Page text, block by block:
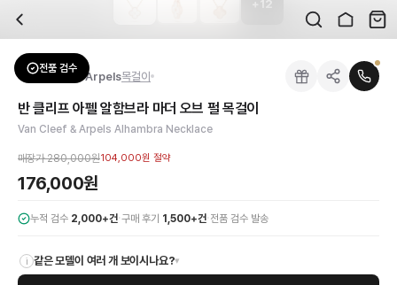
배송은 얼마나 걸리나요?
검수는 어떻게 진행되나요? 검수 사진을 받을 수 있나요?
전문 스태프가 실물 상품을 직접 확인한 후 검수 사진을 제공합니다. 가죽 재질,
교환이나 반품이 가능한가요?
수령 후 7일 이내 신청하시면 상품 하자, 사이즈 불일치, 고객 변심 모두 교환·반
쿠폰과 적립금을 함께 사용할 수 있나요?
네, 쿠폰과 적립금을 결제 시 함께 사용하실 수 있습니다. 적립금은 1,000원 이상
브랜드:
성별:여성
색상:화이트
가격:176,000원
반 클리프 아펠의 아이코닉한 알함브라 컬렉션, 마더 오브 펄 목걸이로 당신의 일
Van Cleef & Arpels
12
전품 검수
Van Cleef & Arpels목걸이
반 클리프 아펠 알함브라 마더 오브 펄 목걸이
Van Cleef & Arpels Alhambra Necklace
매장가280,000원104,000원 절약
176,000원
누적 검수 2,000+건·구매 후기 1,500+건· 전품 검수 발송
i 같은 모델이 여러 개 보이시나요?▾